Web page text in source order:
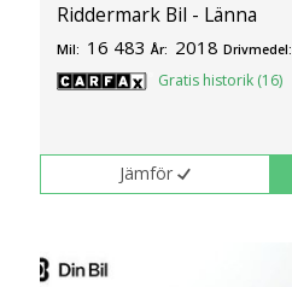
Riddermark Bil - Länna
Mil: 16 483 År: 2018 Drivmedel:
Gratis historik (16)
Jämför